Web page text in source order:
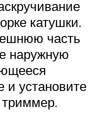
катушки.
часть
наружную
и установите
триммер.